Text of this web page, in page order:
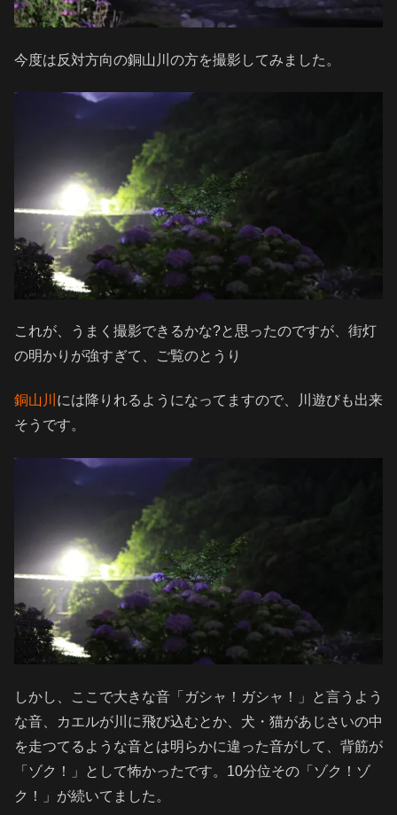
今度は反対方向の銅山川の方を撮影してみました。
これが、うまく撮影できるかな?と思ったのですが、街灯
の明かりが強すぎて、ご覧のとうり
銅山川 には降りれるようになってますので、川遊びも出来
そうです。
しかし、ここで大きな音「ガシャ！ガシャ！」と言うよう
な音、カエルが川に飛び込むとか、犬・猫があじさいの中
を走つてるような音とは明らかに違った音がして、背筋が
「ゾク！」として怖かったです。10分位その「ゾク！ゾ
ク！」が続いてました。